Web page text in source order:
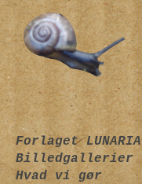
Forlaget LUNARIA
Billedgallerier
Hvad vi gør